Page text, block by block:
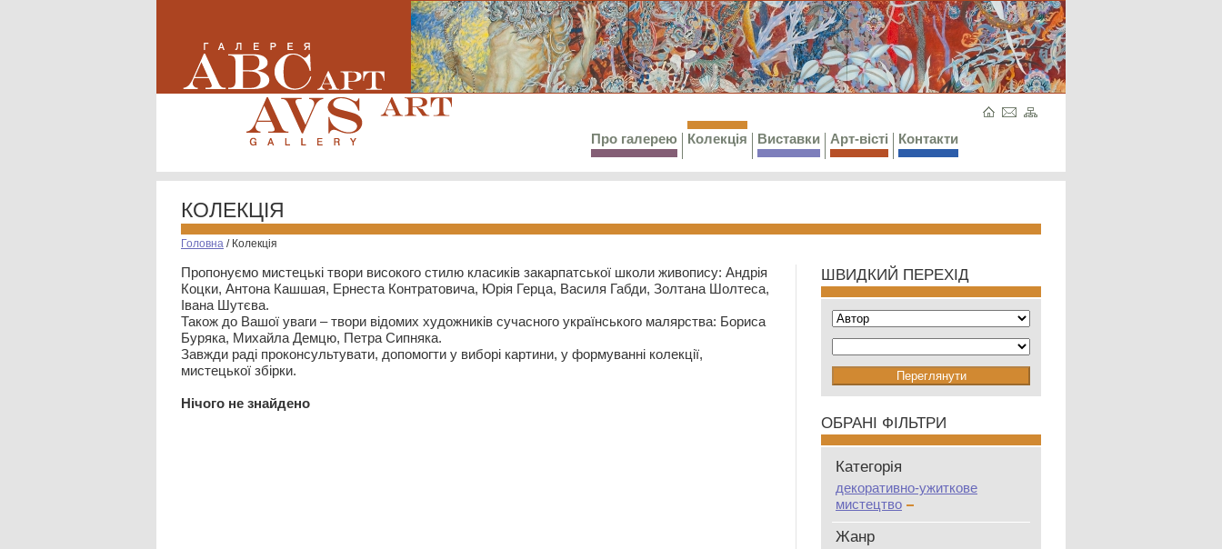
Про галерею Колекція Виставки Арт-вісті Контакти
КОЛЕКЦІЯ
Головна / Колекція
Пропонуємо мистецькі твори високого стилю класиків закарпатської школи живопису: Андрія
Коцки, Антона Кашшая, Ернеста Контратовича, Юрія Герца, Василя Габди, Золтана Шолтеса,
Івана Шутєва.
Також до Вашої уваги – твори відомих художників сучасного українського малярства: Бориса
Буряка, Михайла Демцю, Петра Сипняка.
Завжди раді проконсультувати, допомогти у виборі картини, у формуванні колекції,
мистецької збірки.
Нiчого не знайдено
ШВИДКИЙ ПЕРЕХІД
ОБРАНІ ФІЛЬТРИ
Категорія
декоративно-ужиткове
мистецтво
Жанр